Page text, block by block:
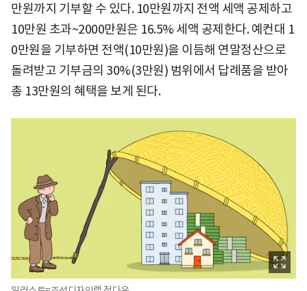
만원까지 기부할 수 있다. 10만원까지 전액 세액 공제하고
10만원 초과~2000만원은 16.5% 세액 공제한다. 예컨대 1
0만원을 기부하면 전액(10만원)을 이듬해 연말정산으로
돌려받고 기부금의 30%(3만원) 범위에서 답례품을 받아
총 13만원의 혜택을 보게 된다.